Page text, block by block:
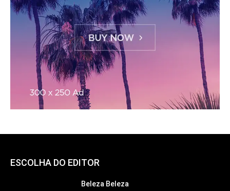
ESCOLHA DO EDITOR
Beleza Beleza